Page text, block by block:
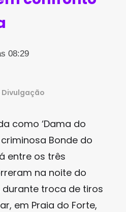
08:29
Divulgação
como ‘Dama do
Bonde do
entre os três
na noite do
durante troca de tiros
em Praia do Forte,